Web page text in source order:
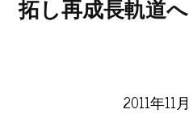
拓し再成長軌道へ
2011年11